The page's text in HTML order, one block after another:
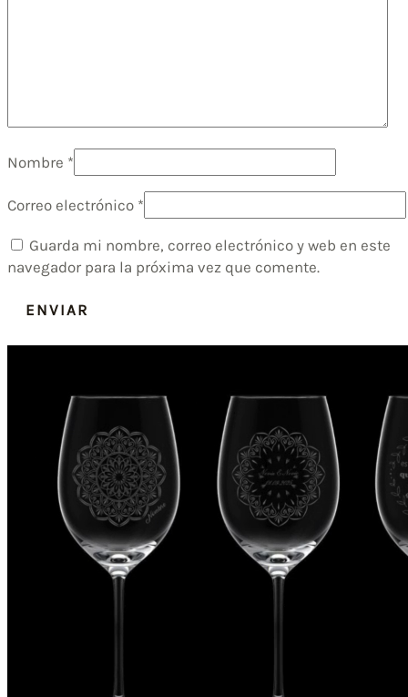
Nombre *
Correo electrónico *
Guarda mi nombre, correo electrónico y web en este
navegador para la próxima vez que comente.